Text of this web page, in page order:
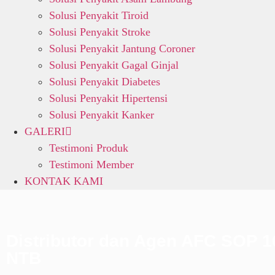
Solusi Penyakit Tiroid
Solusi Penyakit Stroke
Solusi Penyakit Jantung Coroner
Solusi Penyakit Gagal Ginjal
Solusi Penyakit Diabetes
Solusi Penyakit Hipertensi
Solusi Penyakit Kanker
GALERI
Testimoni Produk
Testimoni Member
KONTAK KAMI